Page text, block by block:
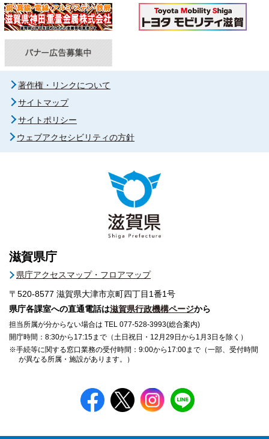
著作権・リンクについて
サイトマップ
サイトポリシー
ウェブアクセシビリティの方針
滋賀県庁
県庁アクセスマップ・フロアマップ
〒520-8577 滋賀県大津市京町四丁目1番1号
県庁各課室への直通電話は滋賀県行政機構ページから
担当所属が分からない場合は TEL 077-528-3993(総合案内)
開庁時間：8:30から17:15まで（土日祝日・12月29日から1月3日を除く）
※手続等に関する窓口業務の受付時間：9:00から17:00まで（一部、受付時間
が異なる所属・施設があります。）